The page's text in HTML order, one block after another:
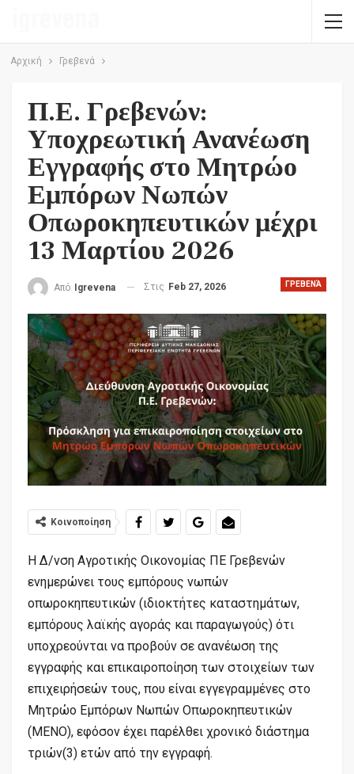
Αρχική Γρεβενά
Π.Ε. Γρεβενών:
Υποχρεωτική Ανανέωση
Εγγραφής στο Μητρώο
Εμπόρων Νωπών
Οπωροκηπευτικών μέχρι
13 Μαρτίου 2026
ΓΡΕΒΕΝΆ
Από Igrevena Στις Feb 27, 2026
Κοινοποίηση
H Δ/νση Αγροτικής Οικονομίας ΠΕ Γρεβενών
ενημερώνει τους εμπόρους νωπών
οπωροκηπευτικών (ιδιοκτήτες καταστημάτων,
εμπόρους λαϊκής αγοράς και παραγωγούς) ότι
υποχρεούνται να προβούν σε ανανέωση της
εγγραφής και επικαιροποίηση των στοιχείων των
επιχειρήσεών τους, που είναι εγγεγραμμένες στο
Μητρώο Εμπόρων Νωπών Οπωροκηπευτικών
(ΜΕΝΟ), εφόσον έχει παρέλθει χρονικό διάστημα
τριών(3) ετών από την εγγραφή.